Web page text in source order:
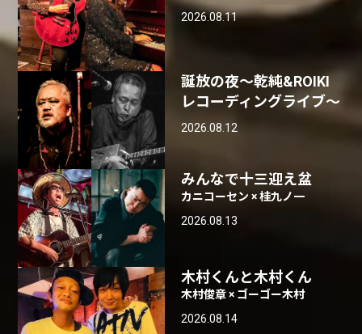
2026.08.11
誕放の夜〜乾純&ROIKI
レコーディングライブ〜
2026.08.12
みんなで十三迎え盆
カニコーセン × 桂九ノ一
2026.08.13
木村くんと木村くん
木村俊章 × ゴーゴー木村
2026.08.14